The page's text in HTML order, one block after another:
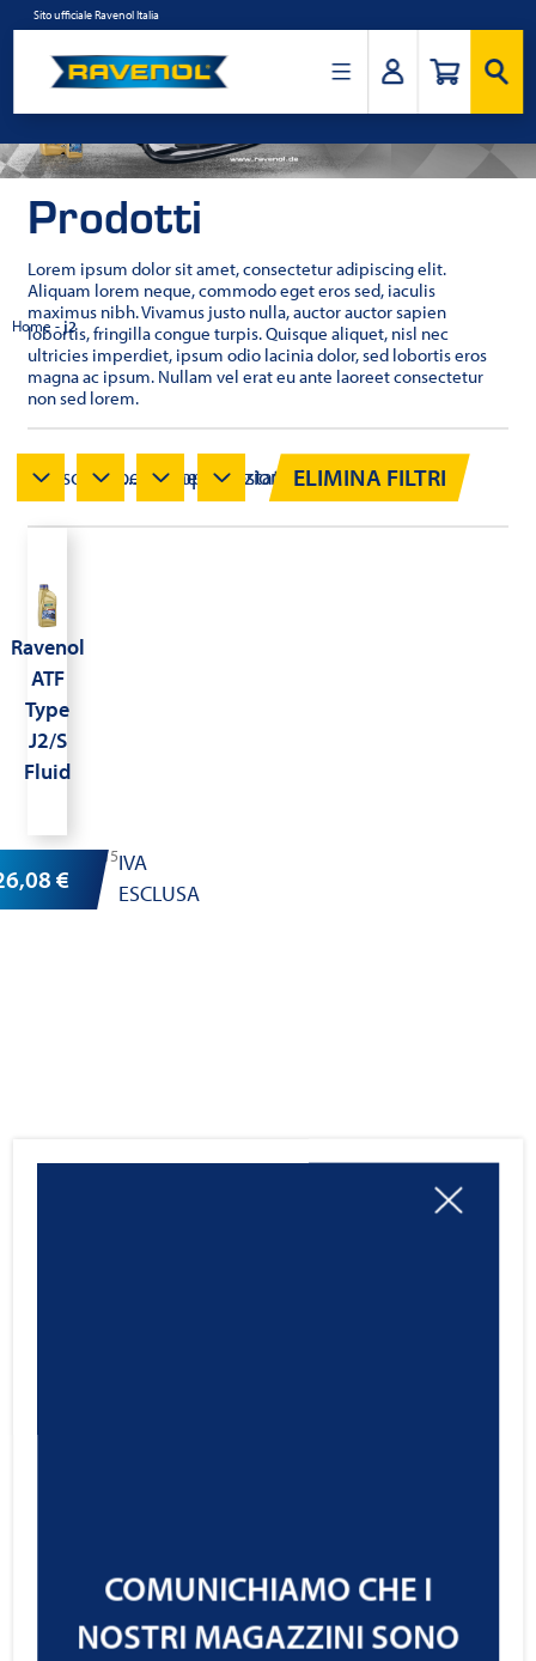
Salta
contenuto
Sito ufficiale Ravenol Italia
Ravenol
COMUNICHIAMO CHE I
NOSTRI MAGAZZINI SONO
Home - j2
Prodotti
Lorem ipsum dolor sit amet, consectetur adipiscing elit.
Aliquam lorem neque, commodo eget eros sed, iaculis
maximus nibh. Vivamus justo nulla, auctor auctor sapien
lobortis, fringilla congue turpis. Quisque aliquet, nisl nec
ultricies imperdiet, ipsum odio lacinia dolor, sed lobortis eros
magna ac ipsum. Nullam vel erat eu ante laoreet consectetur
non sed lorem.
Viscosità...Specifiche...Approvazioni...
Testato...ELIMINA FILTRI
Ravenol
ATF
Type
J2/S
Fluid
Cod.1211115
€
IVA
ESCLUSA